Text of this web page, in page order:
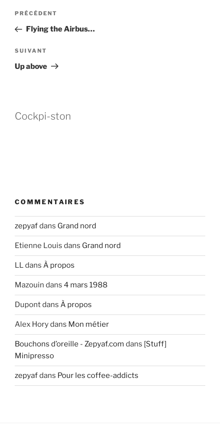
Navigation
l’article
Article
précédent
PRÉCÉDENT
Flying the Airbus…
Article
suivant
SUIVANT
Up above
Cockpi-ston
COMMENTAIRES
zepyafdans Grand nord
Etienne Louis dans Grand nord
LLdans À propos
Mazouin dans 4 mars 1988
Dupontdans À propos
Alex Horydans Mon métier
Bouchons d’oreille - Zepyaf.com dans [Stuff]
Minipresso
zepyafdans Pour les coffee-addicts